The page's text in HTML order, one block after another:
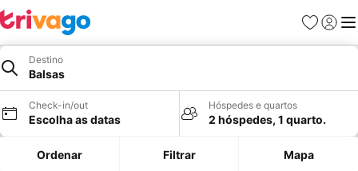
Favoritos
Iniciar
Destino
Balsas
Check-in/out
Escolha as datas
Hóspedes e quartos
2 hóspedes, 1 quarto.
Ordenar Filtrar Mapa